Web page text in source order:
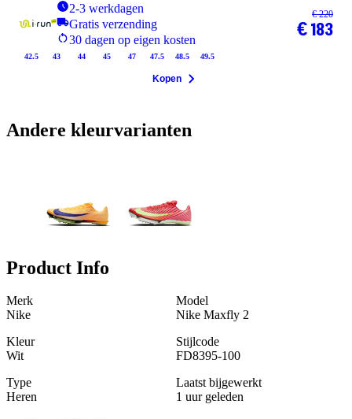
2-3 werkdagen
Gratis verzending
30 dagen op eigen kosten
42.5 43 44 45 47 47.5 48.5 49.5
€ 220
€ 183
Kopen
Andere kleurvarianten
Product Info
Merk
Nike
Model
Nike Maxfly 2
Kleur
Wit
Stijlcode
FD8395-100
Type
Heren
Laatst bijgewerkt
1 uur geleden